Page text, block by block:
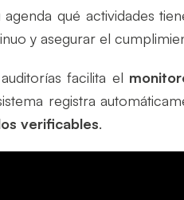
qué actividades
y asegurar el
facilita el
registra
verificables.